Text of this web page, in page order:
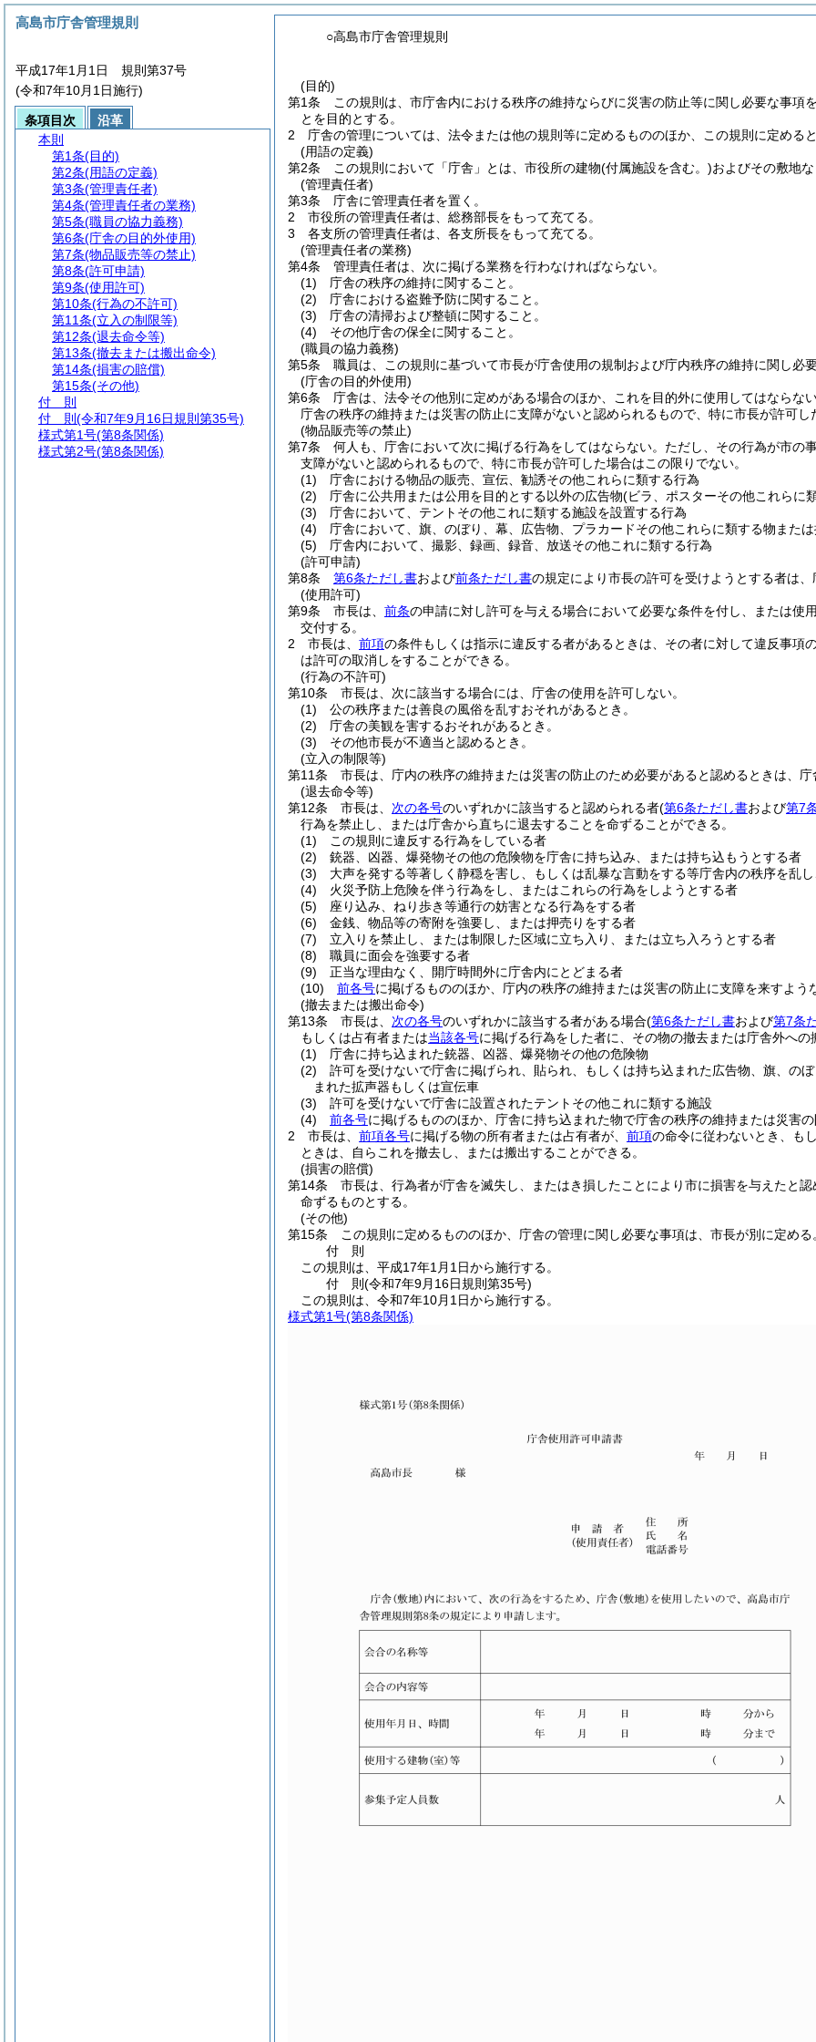
○高島市庁舎管理規則
(目的)
第1条
この規則は、市庁舎内における秩序の維持ならびに災害の防止等に関し必要な事
とを目的とする。
2
庁舎の管理については、法令または他の規則等に定めるもののほか、この規則に定める
(用語の定義)
第2条
この規則において「庁舎」とは、市役所の建物(付属施設を含む。)およびその敷地
(管理責任者)
第3条
庁舎に管理責任者を置く。
2
市役所の管理責任者は、総務部長をもって充てる。
3
各支所の管理責任者は、各支所長をもって充てる。
(管理責任者の業務)
第4条
管理責任者は、次に掲げる業務を行わなければならない。
(1)
庁舎の秩序の維持に関すること。
(2)
庁舎における盗難予防に関すること。
(3)
庁舎の清掃および整頓に関すること。
(4)
その他庁舎の保全に関すること。
(職員の協力義務)
第5条
職員は、この規則に基づいて市長が庁舎使用の規制および庁内秩序の維持に関し
(庁舎の目的外使用)
第6条
庁舎は、法令その他別に定めがある場合のほか、これを目的外に使用してはならな
庁舎の秩序の維持または災害の防止に支障がないと認められるもので、特に市長が許可
(物品販売等の禁止)
第7条
何人も、庁舎において次に掲げる行為をしてはならない。 ただし、その行為が市の
支障がないと認められるもので、特に市長が許可した場合はこの限りでない。
(1)
庁舎における物品の販売、宣伝、勧誘その他これらに類する行為
(2)
庁舎に公共用または公用を目的とする以外の広告物(ビラ、ポスターその他これらに
(3)
庁舎において、テントその他これに類する施設を設置する行為
(4)
庁舎において、旗、のぼり、幕、広告物、プラカードその他これらに類する物また
(5)
庁舎内において、撮影、録画、録音、放送その他これに類する行為
(許可申請)
第8条
第6条ただし書および前条ただし書の規定により市長の許可を受けようとする者は
(使用許可)
第9条
市長は、 前条の申請に対し許可を与える場合において必要な条件を付し、または使
交付する。
2
市長は、 前項の条件もしくは指示に違反する者があるときは、その者に対して違反事
は許可の取消しをすることができる。
(行為の不許可)
第10条
市長は、次に該当する場合には、庁舎の使用を許可しない。
(1)
公の秩序または善良の風俗を乱すおそれがあるとき。
(2)
庁舎の美観を害するおそれがあるとき。
(3)
その他市長が不適当と認めるとき。
(立入の制限等)
第11条
市長は、庁内の秩序の維持または災害の防止のため必要があると認めるときは、
(退去命令等)
第12条
市長は、 次の各号のいずれかに該当すると認められる者(第6条ただし書および第7
行為を禁止し、または庁舎から直ちに退去することを命ずることができる。
(1)
この規則に違反する行為をしている者
(2)
銃器、凶器、爆発物その他の危険物を庁舎に持ち込み、または持ち込もうとする者
(3)
大声を発する等著しく静穏を害し、もしくは乱暴な言動をする等庁舎内の秩序を乱
(4)
火災予防上危険を伴う行為をし、またはこれらの行為をしようとする者
(5)
座り込み、ねり歩き等通行の妨害となる行為をする者
(6)
金銭、物品等の寄附を強要し、または押売りをする者
(7)
立入りを禁止し、または制限した区域に立ち入り、または立ち入ろうとする者
(8)
職員に面会を強要する者
(9)
正当な理由なく、開庁時間外に庁舎内にとどまる者
(10)
前各号に掲げるもののほか、庁内の秩序の維持または災害の防止に支障を来すよ
(撤去または搬出命令)
第13条
市長は、 次の各号のいずれかに該当する者がある場合(第6条ただし書および第7条
もしくは占有者または当該各号に掲げる行為をした者に、その物の撤去または庁舎外へ
(1)
庁舎に持ち込まれた銃器、凶器、爆発物その他の危険物
(2)
許可を受けないで庁舎に掲げられ、貼られ、もしくは持ち込まれた広告物、旗、の
まれた拡声器もしくは宣伝車
(3)
許可を受けないで庁舎に設置されたテントその他これに類する施設
(4)
前各号に掲げるもののほか、庁舎に持ち込まれた物で庁舎の秩序の維持または災害
2
市長は、 前項各号に掲げる物の所有者または占有者が、 前項の命令に従わないとき、も
ときは、自らこれを撤去し、または搬出することができる。
(損害の賠償)
第14条
市長は、行為者が庁舎を滅失し、またはき損したことにより市に損害を与えたと
命ずるものとする。
(その他)
第15条
この規則に定めるもののほか、庁舎の管理に関し必要な事項は、市長が別に定める
付 則
この規則は、平成17年1月1日から施行する。
付 則(令和7年9月16日規則第35号)
この規則は、令和7年10月1日から施行する。
様式第1号(第8条関係)
高島市庁舎管理規則
平成17年1月1日 規則第37号
(令和7年10月1日施行)
条項目次
沿革
本則
第1条(目的)
第2条(用語の定義)
第3条(管理責任者)
第4条(管理責任者の業務)
第5条(職員の協力義務)
第6条(庁舎の目的外使用)
第7条(物品販売等の禁止)
第8条(許可申請)
第9条(使用許可)
第10条(行為の不許可)
第11条(立入の制限等)
第12条(退去命令等)
第13条(撤去または搬出命令)
第14条(損害の賠償)
第15条(その他)
付 則
付 則 (令和7年9月16日規則第35号)
様式第1号(第8条関係)
様式第2号(第8条関係)